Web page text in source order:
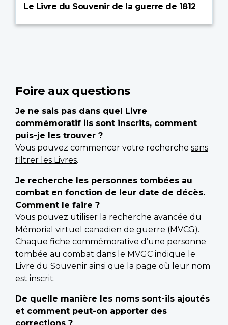
Le Livre du Souvenir de la guerre de 1812
Foire aux questions
Je ne sais pas dans quel Livre
commémoratif ils sont inscrits, comment
puis-je les trouver ?
Vous pouvez commencer votre recherche sans
filtrer les Livres.
Je recherche les personnes tombées au
combat en fonction de leur date de décès.
Comment le faire ?
Vous pouvez utiliser la recherche avancée du
Mémorial virtuel canadien de guerre (MVCG).
Chaque fiche commémorative d’une personne
tombée au combat dans le MVGC indique le
Livre du Souvenir ainsi que la page où leur nom
est inscrit.
De quelle manière les noms sont-ils ajoutés
et comment peut-on apporter des